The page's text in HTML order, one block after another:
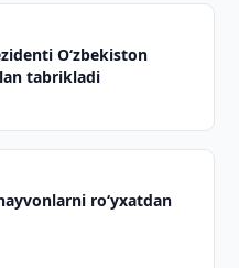
Oʻzbekiston
tabrikladi
ro‘yxatdan